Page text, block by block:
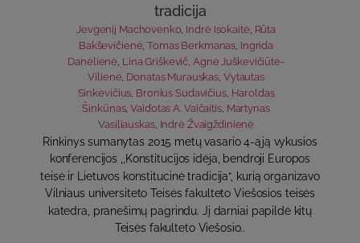
tradicija
Jevgenij Machovenko, Indrė Isokaitė, Rūta
Bakševičienė,Tomas Berkmanas, Ingrida
Danėlienė Lina Griškevič Agnė Juškevičiūtė-
Vilienė, Donatas Murauskas, Vytautas
Sinkevičius Bronius Sudavičius, Haroldas
Šinkūnas,Vaidotas A. Vaičaitis, Martynas
Vasiliauskas, Indrė Žvaigždinienė
Rinkinys sumanytas 2015 metų vasario 4-ąją vykusios
konferencijos ,,Konstitucijos idėja, bendroji Europos
teisė ir Lietuvos konstitucinė tradicija“, kurią organizavo
Vilniaus universiteto Teisės fakulteto Viešosios teisės
katedra, pranešimų pagrindu. Jį darniai papildė kitų
Teisės fakulteto Viešosio..